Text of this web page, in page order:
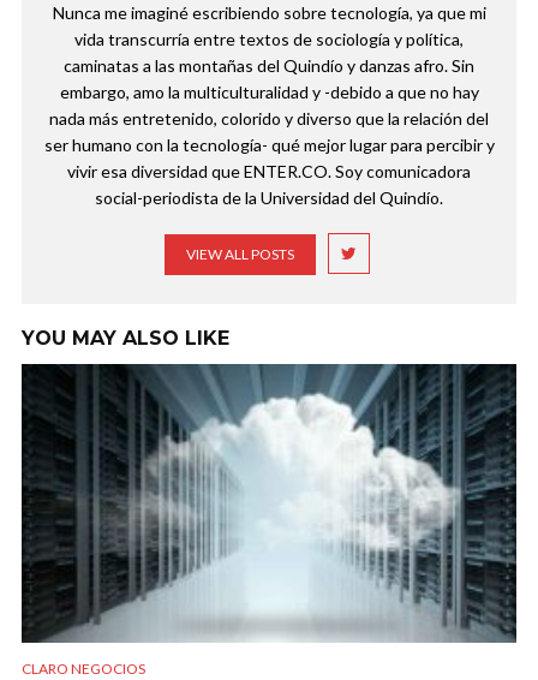
Nunca me imaginé escribiendo sobre tecnología, ya que mi
vida transcurría entre textos de sociología y política,
caminatas a las montañas del Quindío y danzas afro. Sin
embargo, amo la multiculturalidad y -debido a que no hay
nada más entretenido, colorido y diverso que la relación del
ser humano con la tecnología- qué mejor lugar para percibir y
vivir esa diversidad que ENTER.CO. Soy comunicadora
social-periodista de la Universidad del Quindío.
VIEW ALL POSTS
YOU MAY ALSO LIKE
CLARO NEGOCIOS